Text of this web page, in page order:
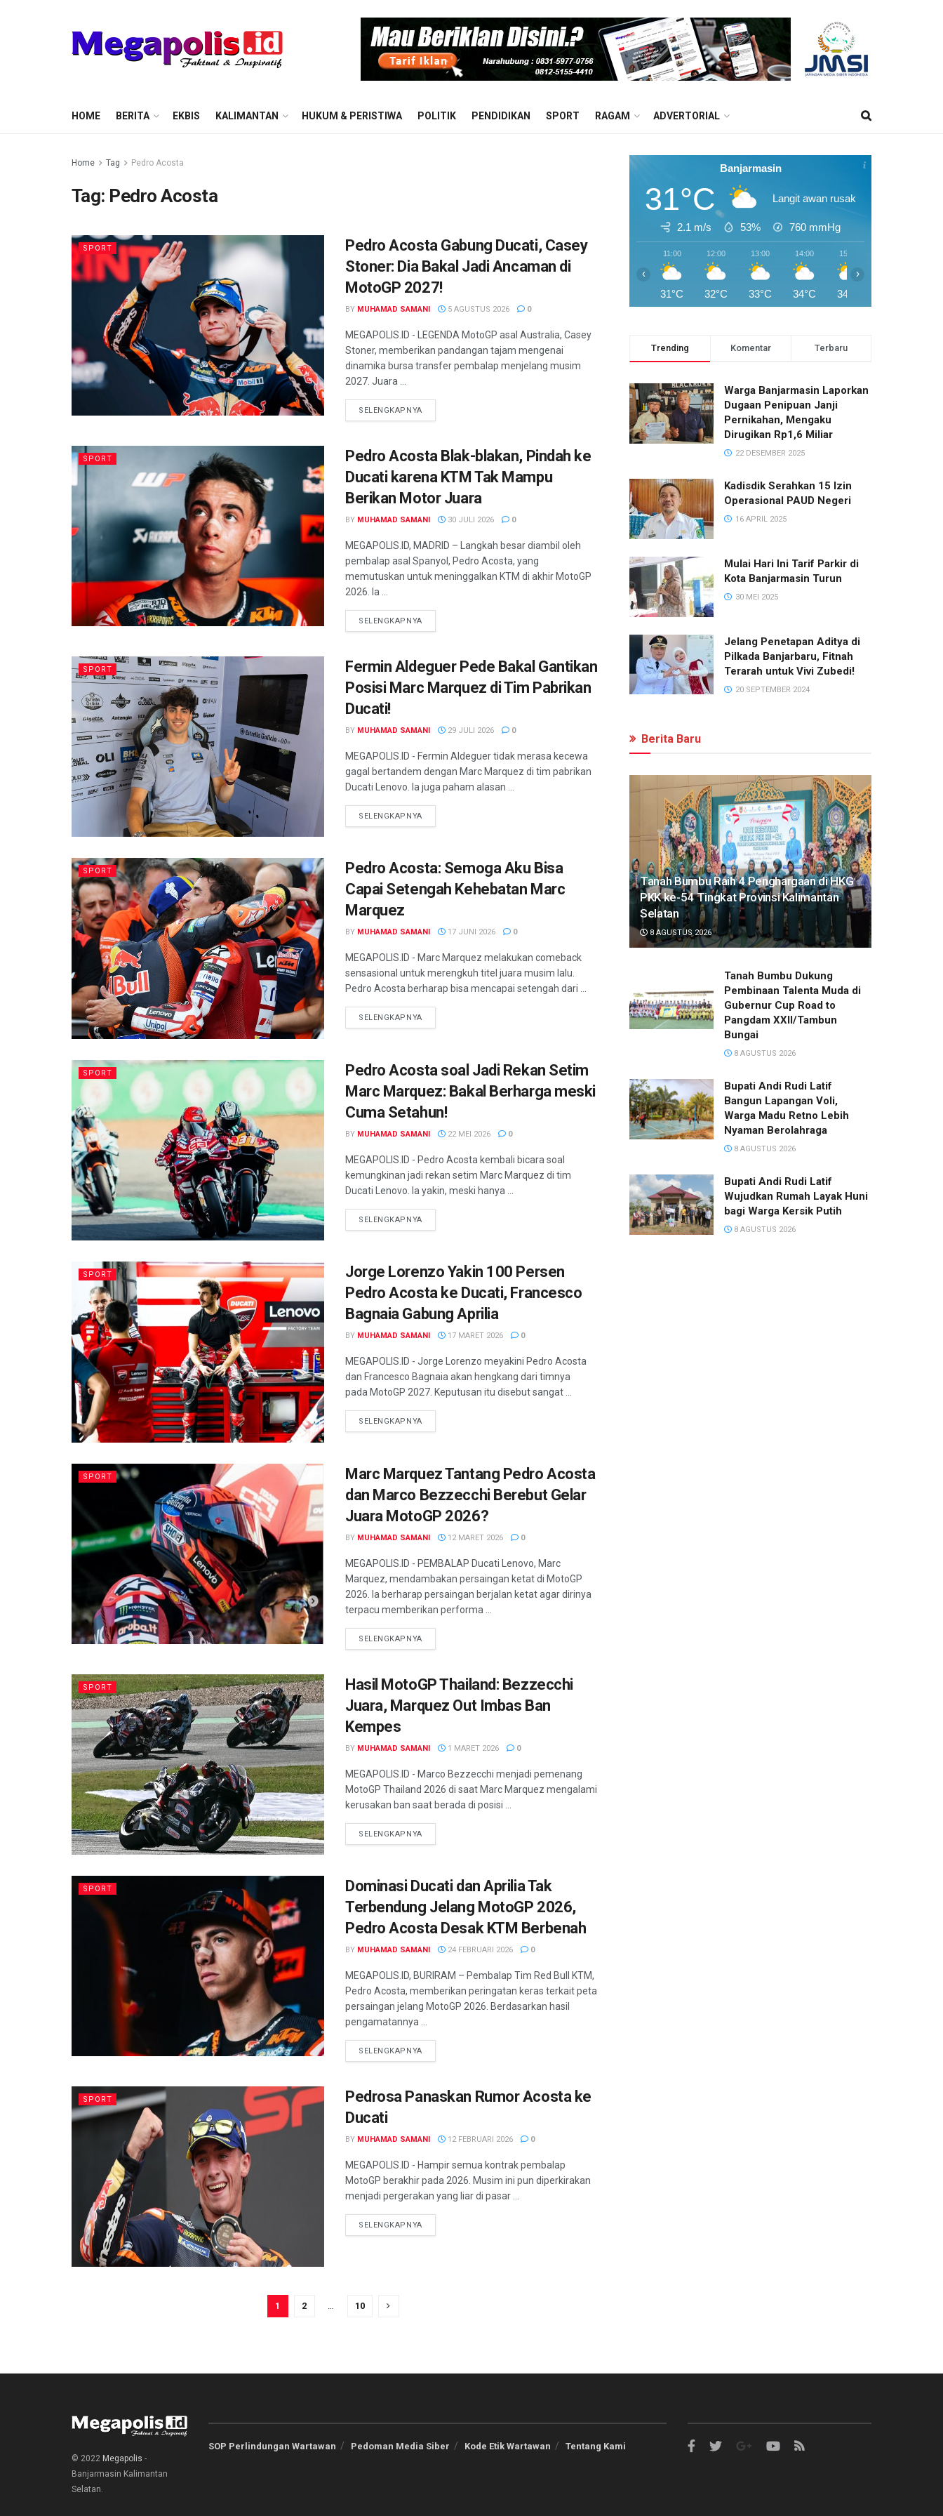
HOME BERITA EKBIS KALIMANTAN HUKUM & PERISTIWA POLITIK PENDIDIKAN SPORT RAGAM ADVERTORIAL
Home Tag Pedro Acosta
Tag: Pedro Acosta
SPORT
Pedro Acosta Gabung Ducati, Casey
Stoner: Dia Bakal Jadi Ancaman di
MotoGP 2027!
BY MUHAMAD SAMANI 5 AGUSTUS 2026 0
MEGAPOLIS.ID - LEGENDA MotoGP asal Australia, Casey
Stoner, memberikan pandangan tajam mengenai
dinamika bursa transfer pembalap menjelang musim
2027. Juara ...
SELENGKAPNYA
SPORT
Pedro Acosta Blak-blakan, Pindah ke
Ducati karena KTM Tak Mampu
Berikan Motor Juara
BY MUHAMAD SAMANI 30 JULI 2026 0
MEGAPOLIS.ID, MADRID – Langkah besar diambil oleh
pembalap asal Spanyol, Pedro Acosta, yang
memutuskan untuk meninggalkan KTM di akhir MotoGP
2026. Ia ...
SELENGKAPNYA
SPORT
Fermin Aldeguer Pede Bakal Gantikan
Posisi Marc Marquez di Tim Pabrikan
Ducati!
BY MUHAMAD SAMANI 29 JULI 2026 0
MEGAPOLIS.ID - Fermin Aldeguer tidak merasa kecewa
gagal bertandem dengan Marc Marquez di tim pabrikan
Ducati Lenovo. Ia juga paham alasan ...
SELENGKAPNYA
SPORT
Pedro Acosta: Semoga Aku Bisa
Capai Setengah Kehebatan Marc
Marquez
BY MUHAMAD SAMANI 17 JUNI 2026 0
MEGAPOLIS.ID - Marc Marquez melakukan comeback
sensasional untuk merengkuh titel juara musim lalu.
Pedro Acosta berharap bisa mencapai setengah dari ...
SELENGKAPNYA
SPORT
Pedro Acosta soal Jadi Rekan Setim
Marc Marquez: Bakal Berharga meski
Cuma Setahun!
BY MUHAMAD SAMANI 22 MEI 2026 0
MEGAPOLIS.ID - Pedro Acosta kembali bicara soal
kemungkinan jadi rekan setim Marc Marquez di tim
Ducati Lenovo. Ia yakin, meski hanya ...
SELENGKAPNYA
SPORT
Jorge Lorenzo Yakin 100 Persen
Pedro Acosta ke Ducati, Francesco
Bagnaia Gabung Aprilia
BY MUHAMAD SAMANI 17 MARET 2026 0
MEGAPOLIS.ID - Jorge Lorenzo meyakini Pedro Acosta
dan Francesco Bagnaia akan hengkang dari timnya
pada MotoGP 2027. Keputusan itu disebut sangat ...
SELENGKAPNYA
SPORT
Marc Marquez Tantang Pedro Acosta
dan Marco Bezzecchi Berebut Gelar
Juara MotoGP 2026?
BY MUHAMAD SAMANI 12 MARET 2026 0
MEGAPOLIS.ID - PEMBALAP Ducati Lenovo, Marc
Marquez, mendambakan persaingan ketat di MotoGP
2026. Ia berharap persaingan berjalan ketat agar dirinya
terpacu memberikan performa ...
SELENGKAPNYA
SPORT
Hasil MotoGP Thailand: Bezzecchi
Juara, Marquez Out Imbas Ban
Kempes
BY MUHAMAD SAMANI 1 MARET 2026 0
MEGAPOLIS.ID - Marco Bezzecchi menjadi pemenang
MotoGP Thailand 2026 di saat Marc Marquez mengalami
kerusakan ban saat berada di posisi ...
SELENGKAPNYA
SPORT
Dominasi Ducati dan Aprilia Tak
Terbendung Jelang MotoGP 2026,
Pedro Acosta Desak KTM Berbenah
BY MUHAMAD SAMANI 24 FEBRUARI 2026 0
MEGAPOLIS.ID, BURIRAM – Pembalap Tim Red Bull KTM,
Pedro Acosta, memberikan peringatan keras terkait peta
persaingan jelang MotoGP 2026. Berdasarkan hasil
pengamatannya ...
SELENGKAPNYA
SPORT
Pedrosa Panaskan Rumor Acosta ke
Ducati
BY MUHAMAD SAMANI 12 FEBRUARI 2026 0
MEGAPOLIS.ID - Hampir semua kontrak pembalap
MotoGP berakhir pada 2026. Musim ini pun diperkirakan
menjadi pergerakan yang liar di pasar ...
SELENGKAPNYA
1 2 … 10
Banjarmasin
31°C Langit awan rusak
2.1 m/s 53% 760 mmHg
11:00
31°C
12:00
32°C
13:00
33°C
14:00
34°C
15:00
34°C
‹ ›
Trending Komentar Terbaru
Warga Banjarmasin Laporkan
Dugaan Penipuan Janji
Pernikahan, Mengaku
Dirugikan Rp1,6 Miliar
22 DESEMBER 2025
Kadisdik Serahkan 15 Izin
Operasional PAUD Negeri
16 APRIL 2025
Mulai Hari Ini Tarif Parkir di
Kota Banjarmasin Turun
30 MEI 2025
Jelang Penetapan Aditya di
Pilkada Banjarbaru, Fitnah
Terarah untuk Vivi Zubedi!
20 SEPTEMBER 2024
Berita Baru
Tanah Bumbu Raih 4 Penghargaan di HKG
PKK ke-54 Tingkat Provinsi Kalimantan
Selatan
8 AGUSTUS 2026
Tanah Bumbu Dukung
Pembinaan Talenta Muda di
Gubernur Cup Road to
Pangdam XXII/Tambun
Bungai
8 AGUSTUS 2026
Bupati Andi Rudi Latif
Bangun Lapangan Voli,
Warga Madu Retno Lebih
Nyaman Berolahraga
8 AGUSTUS 2026
Bupati Andi Rudi Latif
Wujudkan Rumah Layak Huni
bagi Warga Kersik Putih
8 AGUSTUS 2026
© 2022 Megapolis -
Banjarmasin Kalimantan
Selatan.
SOP Perlindungan Wartawan Pedoman Media Siber Kode Etik Wartawan Tentang Kami